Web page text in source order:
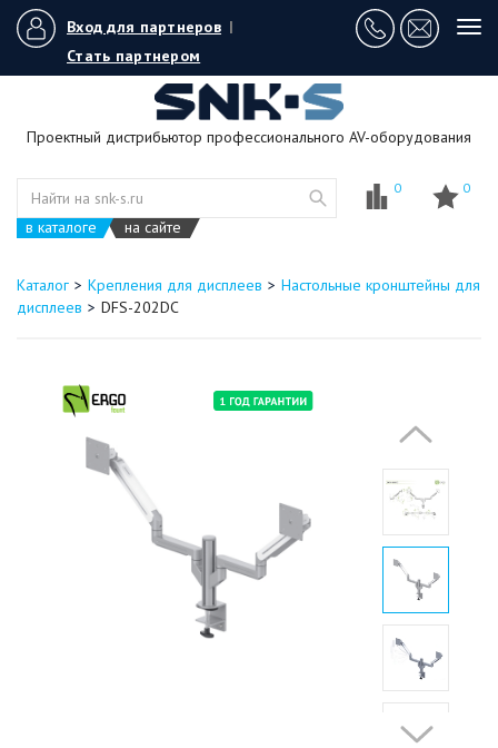
Вход для партнеров |
Стать партнером
Проектный дистрибьютор профессионального AV-оборудования
в каталоге на сайте
0 0
Каталог Крепления для дисплеев
Настольные кронштейны для
дисплеев
DFS-202DC